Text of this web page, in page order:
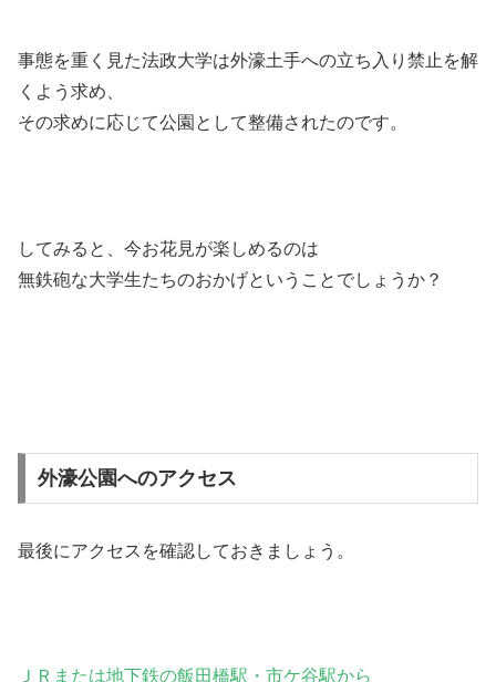
事態を重く見た法政大学は外濠土手への立ち入り禁止を解
くよう求め、
その求めに応じて公園として整備されたのです。
してみると、今お花見が楽しめるのは
無鉄砲な大学生たちのおかげということでしょうか？
外濠公園へのアクセス
最後にアクセスを確認しておきましょう。
ＪＲまたは地下鉄の飯田橋駅・市ケ谷駅から